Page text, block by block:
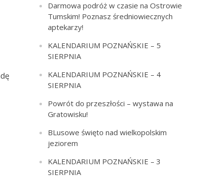
Darmowa podróż w czasie na Ostrowie
Tumskim! Poznasz średniowiecznych
aptekarzy!
KALENDARIUM POZNAŃSKIE – 5
SIERPNIA
KALENDARIUM POZNAŃSKIE – 4
SIERPNIA
Powrót do przeszłości – wystawa na
Gratowisku!
BLusowe święto nad wielkopolskim
jeziorem
KALENDARIUM POZNAŃSKIE – 3
SIERPNIA